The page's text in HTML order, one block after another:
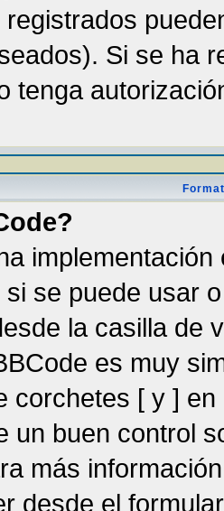
Si se ha
tenga
se puede usar
la casilla de
es muy
corchetes [ y ]
un buen control
más
desde el